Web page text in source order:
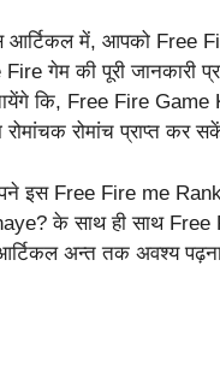
में, आपको Free
गेम की पूरी जानकारी
कि, Free Fire
रोमांच प्राप्त कर
इस Free Fire me
के साथ ही साथ Free
अन्त तक अवश्य पढ़ना